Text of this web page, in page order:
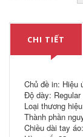
CHI TIẾT
Chủ đề in: Hiệu
Độ dày: Regular
Loại thương
Thành phần
Chiều dài tay